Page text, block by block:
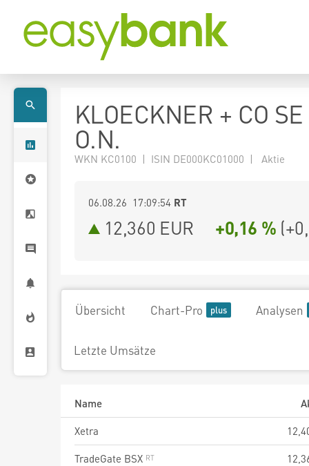
KLOECKNER + CO
O.N.
WKN KC0100 | ISIN DE000KC01000 | Aktie
06.08.26 17:09:54 RT
12,360 EUR +0,16 % (
Übersicht Chart-Pro Analysen
Letzte Umsätze
Name
Xetra
TradeGate BSX